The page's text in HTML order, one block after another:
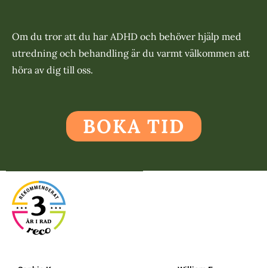
Om du tror att du har ADHD och behöver hjälp med
utredning och behandling är du varmt välkommen att
höra av dig till oss.
BOKA TID